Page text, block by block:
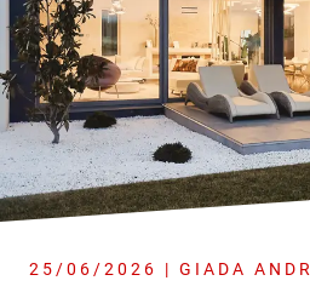
25/06/2026 | GIADA